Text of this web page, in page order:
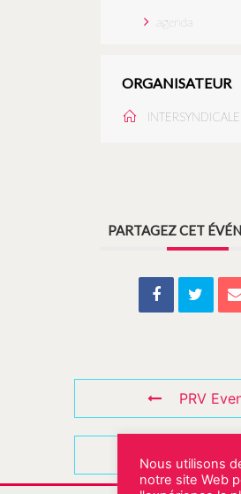
agenda
ORGANISATEUR
INTERSYNDICALE
PARTAGEZ CET
PRV
NXT Event
Nous utilisons
notre site Web